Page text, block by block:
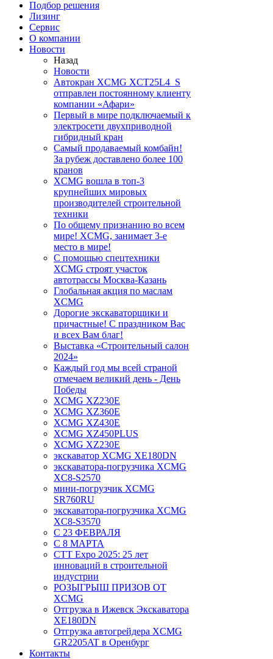
Подбор решения
Лизинг
Сервис
О компании
Новости
Назад
Новости
Автокран XCMG XCT25L4_S
отправлен постоянному клиенту
компании «Афари»
Первый в мире подключаемый к
электросети двухприводной
гибридный кран
Самый продаваемый комбайн!
За рубеж доставлено более 100
кранов
XCMG вошла в топ-3
крупнейших мировых
производителей строительной
техники
По общему признанию во всем
мире! XCMG, занимает 3-е
место в мире!
С помощью спецтехники
XCMG строят участок
автотрассы Москва-Казань
Глобальная акция по маслам
XCMG
Дорогие экскаваторщики и
причастные! С праздником Вас
и всех Вам благ!
Выставка «Строительный салон
2024»
Каждый год мы всей страной
отмечаем великий день - День
Победы
XCMG XZ230E
XCMG XZ360E
XCMG XZ430E
XCMG XZ450PLUS
XCMG XZ230E
экскаватор XCMG XE180DN
экскаватора-погрузчика XCMG
XC8-S2570
мини-погрузчик XCMG
SR760RU
экскаватора-погрузчика XCMG
XC8-S3570
С 23 ФЕВРАЛЯ
С 8 МАРТА
CTT Expo 2025: 25 лет
инноваций в строительной
индустрии
РОЗЫГРЫШ ПРИЗОВ ОТ
XCMG
Отгрузка в Ижевск Экскаватора
XE180DN
Отгрузка автогрейдера XCMG
GR2205AT в Оренбург
Контакты